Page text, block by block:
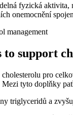
fyzická
onemocnění
support
pro
Mezi tyto doplňky
triglyceridů a